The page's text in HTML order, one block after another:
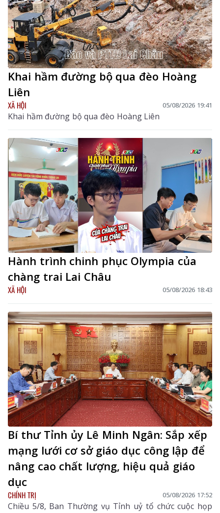
Khai hầm đường bộ qua đèo Hoàng
Liên
XÃ HỘI 05/08/2026 19:41
Khai hầm đường bộ qua đèo Hoàng Liên
Hành trình chinh phục Olympia của
chàng trai Lai Châu
XÃ HỘI 05/08/2026 18:43
Bí thư Tỉnh ủy Lê Minh Ngân: Sắp xếp
mạng lưới cơ sở giáo dục công lập để
nâng cao chất lượng, hiệu quả giáo
dục
CHÍNH TRỊ 05/08/2026 17:52
Chiều 5/8, Ban Thường vụ Tỉnh uỷ tổ chức cuộc họp